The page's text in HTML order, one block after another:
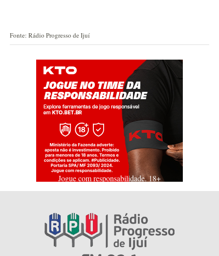
Fonte: Rádio Progresso de Ijuí
Jogue com responsabilidade. 18+